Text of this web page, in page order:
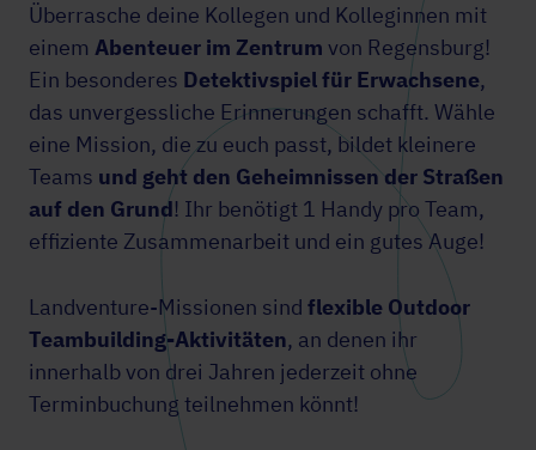
Überrasche deine Kollegen und Kolleginnen mit
einem Abenteuer im Zentrum von Regensburg!
Ein besonderes Detektivspiel für Erwachsene,
das unvergessliche Erinnerungen schafft. Wähle
eine Mission, die zu euch passt, bildet kleinere
Teams und geht den Geheimnissen der Straßen
auf den Grund! Ihr benötigt 1 Handy pro Team,
effiziente Zusammenarbeit und ein gutes Auge!
Landventure-Missionen sind flexible Outdoor
Teambuilding-Aktivitäten, an denen ihr
innerhalb von drei Jahren jederzeit ohne
Terminbuchung teilnehmen könnt!